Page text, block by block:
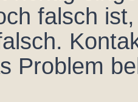
falsch
Problem